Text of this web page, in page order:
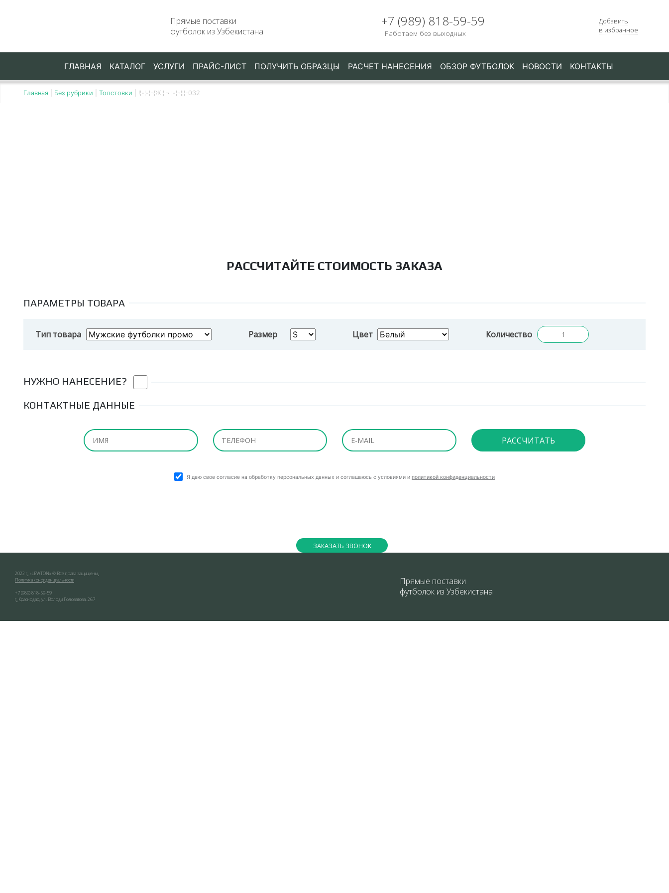
Прямые поставки
футболок из Узбекистана
+7 (989) 818-59-59
Работаем без выходных
Добавить
в избранное
ГЛАВНАЯ КАТАЛОГ УСЛУГИ ПРАЙС-ЛИСТ ПОЛУЧИТЬ ОБРАЗЦЫ РАСЧЕТ НАНЕСЕНИЯ ОБЗОР ФУТБОЛОК НОВОСТИ КОНТАКТЫ
Главная Без рубрики Толстовки !¦-¦-¦¬¦Ж¦¦¦¬ ¦-¦¬¦¦¦-032
РАССЧИТАЙТЕ СТОИМОСТЬ ЗАКАЗА
ПАРАМЕТРЫ ТОВАРА
Тип товара Размер Цвет Количество
НУЖНО НАНЕСЕНИЕ?
КОНТАКТНЫЕ ДАННЫЕ
Я даю свое согласие на обработку персональных данных и соглашаюсь с условиями иполитикой конфиденциальности
ЗАКАЗАТЬ ЗВОНОК
2022 г. «LEWTON» © Все права защищены.
Политика конфиденциальности
+7 (989) 818-59-59
г. Краснодар, ул. Володи Головатова, 267
Прямые поставки
футболок из Узбекистана